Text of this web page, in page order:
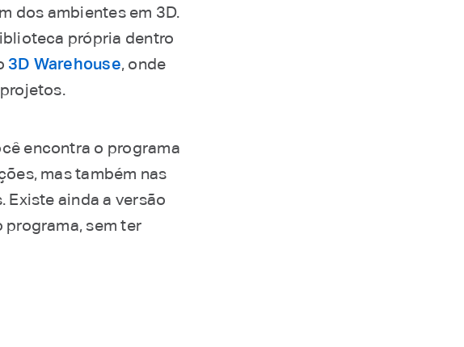
dos ambientes em 3D.
própria dentro
3D Warehouse, onde
encontra o programa
mas também nas
Existe ainda a versão
programa, sem ter